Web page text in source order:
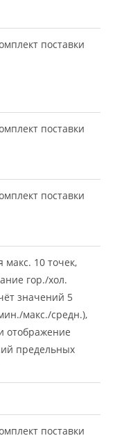
поставки
поставки
поставки
макс. 10 точек,
гор./хол.
значений 5
макс./средн.),
отображение
предельных
поставки